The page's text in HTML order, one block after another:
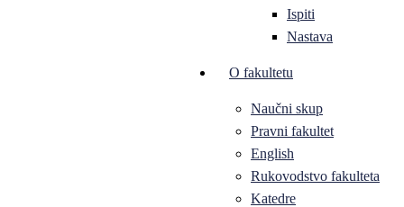
Ispiti
Nastava
O fakultetu
Naučni skup
Pravni fakultet
English
Rukovodstvo fakulteta
Katedre